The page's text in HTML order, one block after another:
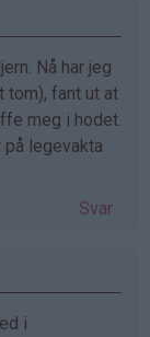
Nå har jeg
tom), fant ut at
meg i hodet.
på legevakta
Svar
i